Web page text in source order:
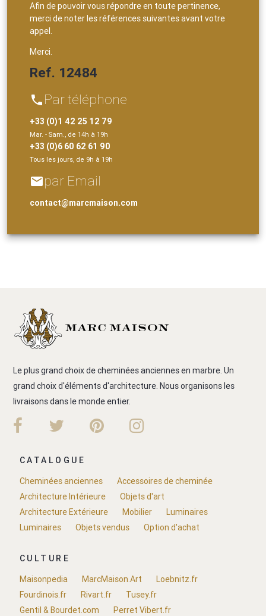
Afin de pouvoir vous répondre en toute pertinence,
merci de noter les références suivantes avant votre
appel.
Merci.
Ref. 12484
phone Par téléphone
+33 (0)1 42 25 12 79
Mar. - Sam., de 14h à 19h
+33 (0)6 60 62 61 90
Tous les jours, de 9h à 19h
emailpar Email
contact@marcmaison.com
Le plus grand choix de cheminées anciennes en marbre. Un
grand choix d'éléments d'architecture. Nous organisons les
livraisons dans le monde entier.
CATALOGUE
Cheminées anciennes
Accessoires de cheminée
Architecture Intérieure
Objets d'art
Architecture Extérieure
Mobilier
Luminaires
Luminaires
Objets vendus Option d'achat
CULTURE
Maisonpedia
MarcMaison.Art
Loebnitz.fr
Fourdinois.fr
Rivart.fr
Tusey.fr
Gentil & Bourdet.com
Perret Vibert.fr